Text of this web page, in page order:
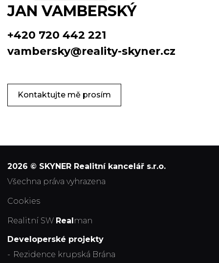
JAN VAMBERSKÝ
+420 720 442 221
vambersky@reality-skyner.cz
Kontaktujte mě prosím
2026 © SKYNER Realitní kancelář s.r.o.
všechna práva vyhrazena
Cookies
Realitní SW Real man
Developerské projekty
Rezidence krupská Brána